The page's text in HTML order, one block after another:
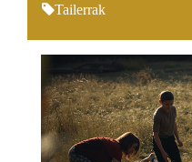
Tailerrak